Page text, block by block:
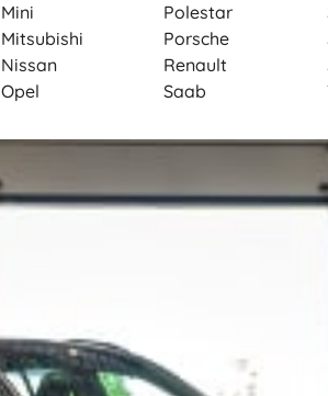
Mini
Mitsubishi
Nissan
Opel
Polestar
Porsche
Renault
Saab